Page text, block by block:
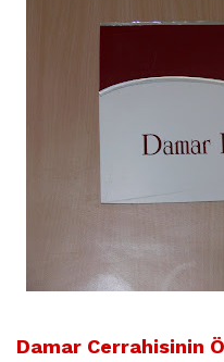
Damar Cerrahisinin